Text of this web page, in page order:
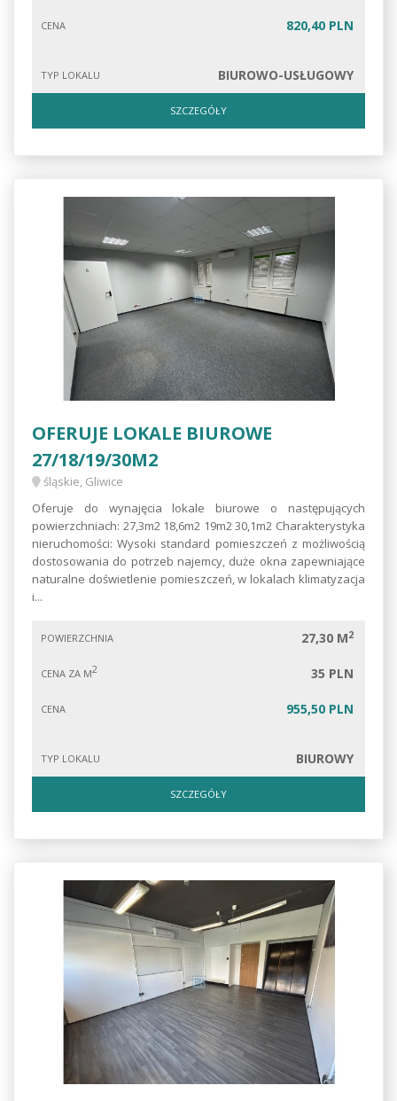
CENA 820,40 PLN
TYP LOKALU BIUROWO-USŁUGOWY
SZCZEGÓŁY
OFERUJE LOKALE BIUROWE
27/18/19/30M2
śląskie, Gliwice
Oferuje do wynajęcia lokale biurowe o następujących
powierzchniach: 27,3m2 18,6m2 19m2 30,1m2 Charakterystyka
nieruchomości: Wysoki standard pomieszczeń z możliwością
dostosowania do potrzeb najemcy, duże okna zapewniające
naturalne doświetlenie pomieszczeń, w lokalach klimatyzacja
i...
POWIERZCHNIA 27,30 M2
CENA ZA M2 35 PLN
CENA 955,50 PLN
TYP LOKALU BIUROWY
SZCZEGÓŁY